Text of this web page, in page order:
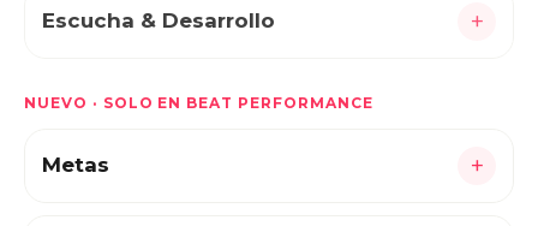
Escucha & Desarrollo +
NUEVO · SOLO EN BEAT PERFORMANCE
Metas +